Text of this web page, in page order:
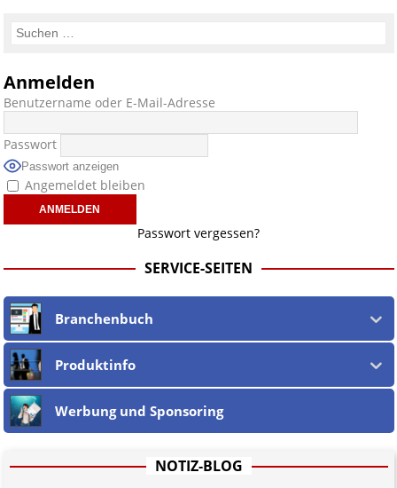
Anmelden
Benutzername oder E-Mail-Adresse
Passwort
Passwort anzeigen
Angemeldet bleiben
Passwort vergessen?
SERVICE-SEITEN
Branchenbuch
Produktinfo
Werbung und Sponsoring
NOTIZ-BLOG